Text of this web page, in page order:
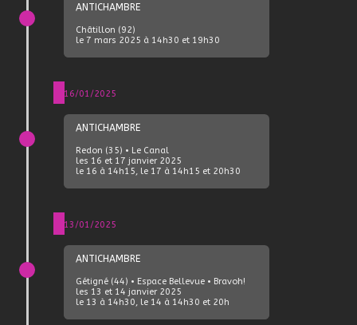
ANTICHAMBRE
Châtillon (92)
le 7 mars 2025 à 14h30 et 19h30
16/01/2025
ANTICHAMBRE
Redon (35) • Le Canal
les 16 et 17 janvier 2025
le 16 à 14h15, le 17 à 14h15 et 20h30
13/01/2025
ANTICHAMBRE
Gétigné (44) • Espace Bellevue • Bravoh!
les 13 et 14 janvier 2025
le 13 à 14h30, le 14 à 14h30 et 20h